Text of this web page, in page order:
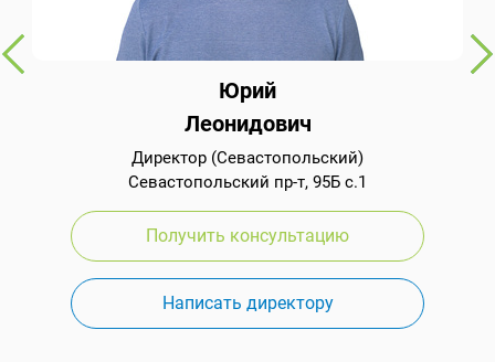
Юрий
Леонидович
Директор (Севастопольский)
Севастопольский пр-т, 95Б с.1
Получить консультацию
Написать директору